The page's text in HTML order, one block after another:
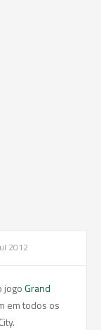
2012
jogoGrand
em todos os